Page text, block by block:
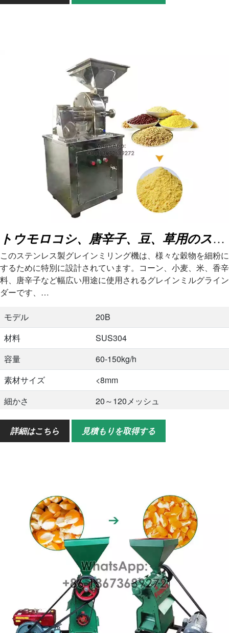
トウモロコシ、唐辛子、豆、草用のステンレス製穀物製粉機
このステンレス製グレインミリング機は、様々な穀物を細粉に
するために特別に設計されています。コーン、小麦、米、香辛
料、唐辛子など幅広い用途に使用されるグレインミルグライン
ダーです、…
モデル
20B
材料
SUS304
容量
60-150kg/h
素材サイズ
<8mm
細かさ
20～120メッシュ
力
4kW
サイズ
600*550*1250mm
詳細はこちら 見積もりを取得する